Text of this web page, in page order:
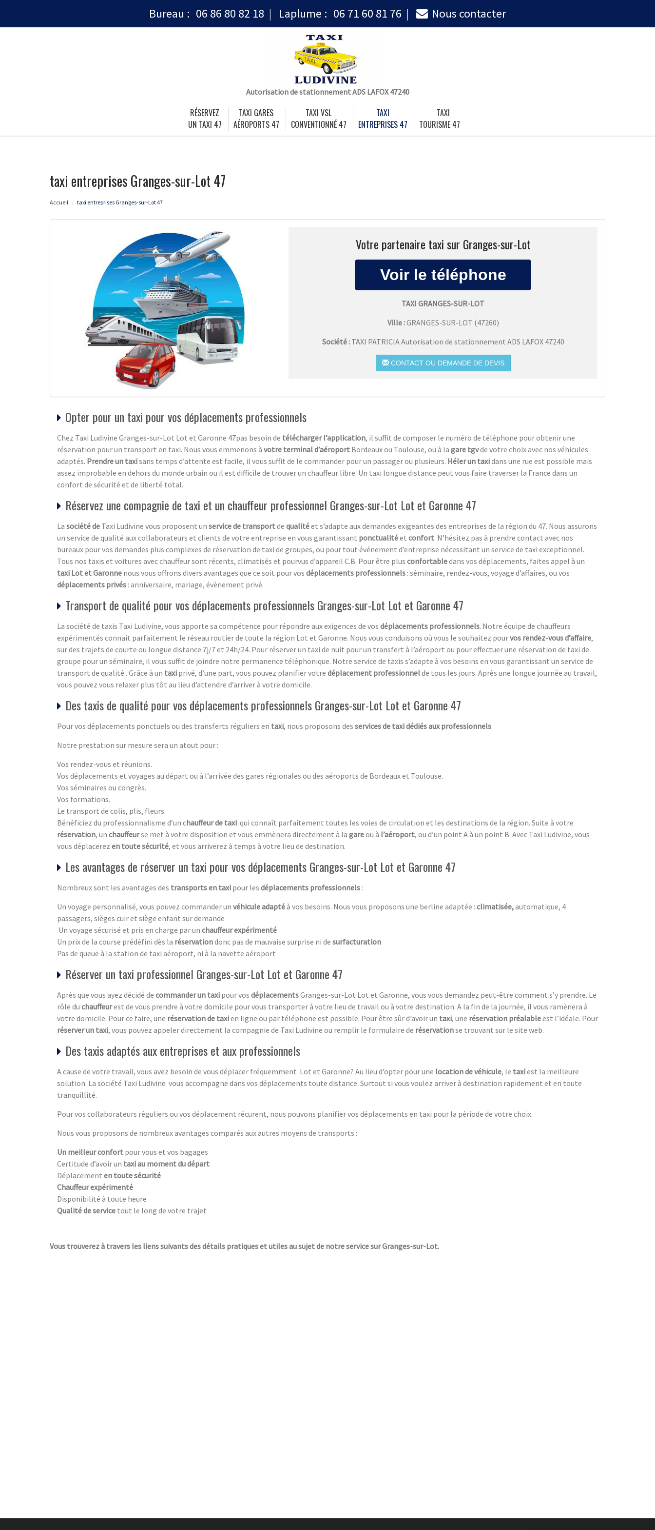
Bureau : 06 86 80 82 18 Laplume : 06 71 60 81 76 Nous contacter
Autorisation de stationnement ADS LAFOX 47240
RÉSERVEZ
UN TAXI 47
TAXI GARES
AÉROPORTS 47
TAXI VSL
CONVENTIONNÉ 47
TAXI
ENTREPRISES 47
TAXI
TOURISME 47
taxi entreprises Granges-sur-Lot 47
Accueil taxi entreprises Granges-sur-Lot 47
Votre partenaire taxi sur Granges-sur-Lot
TAXI GRANGES-SUR-LOT
Ville :GRANGES-SUR-LOT (47260)
Société : TAXI PATRICIA Autorisation de stationnement ADS LAFOX 47240
CONTACT OU DEMANDE DE DEVIS
Opter pour un taxi pour vos déplacements professionnels
Chez Taxi Ludivine Granges-sur-Lot Lot et Garonne 47pas besoin de télécharger l’application, il suffit de composer le numéro de téléphone pour obtenir une
réservation pour un transport en taxi. Nous vous emmenons à votre terminal d’aéroport Bordeaux ou Toulouse, ou à la gare tgvde votre choix avec nos véhicules
adaptés. Prendre un taxisans temps d’attente est facile, il vous suffit de le commander pour un passager ou plusieurs. Héler un taxidans une rue est possible mais
assez improbable en dehors du monde urbain ou il est difficile de trouver un chauffeur libre. Un taxi longue distance peut vous faire traverser la France dans un
confort de sécurité et de liberté total.
Réservez une compagnie de taxi et un chauffeur professionnel Granges-sur-Lot Lot et Garonne 47
La société de Taxi Ludivine vous proposent un service de transportde qualitéet s’adapte aux demandes exigeantes des entreprises de la région du 47. Nous assurons
un service de qualité aux collaborateurs et clients de votre entreprise en vous garantissant ponctualitéet confort. N’hésitez pas à prendre contact avec nos
bureaux pour vos demandes plus complexes de réservation de taxi de groupes, ou pour tout événement d’entreprise nécessitant un service de taxi exceptionnel.
Tous nos taxis et voitures avec chauffeur sont récents, climatisés et pourvus d’appareil C.B. Pour être plus confortabledans vos déplacements, faites appel à un
taxi Lot et Garonne nous vous offrons divers avantages que ce soit pour vos déplacements professionnels : séminaire, rendez-vous, voyage d’affaires, ou vos
déplacements privés : anniversaire, mariage, évènement privé.
Transport de qualité pour vos déplacements professionnels Granges-sur-Lot Lot et Garonne 47
La société de taxis Taxi Ludivine, vous apporte sa compétence pour répondre aux exigences de vos déplacements professionnels. Notre équipe de chauffeurs
expérimentés connait parfaitement le réseau routier de toute la région Lot et Garonne. Nous vous conduisons où vous le souhaitez pourvos rendez-vous d’affaire,
sur des trajets de courte ou longue distance 7j/7 et 24h/24. Pour réserver un taxi de nuit pour un transfert à l’aéroport ou pour effectuer une réservation de taxi de
groupe pour un séminaire, il vous suffit de joindre notre permanence téléphonique. Notre service de taxis s’adapte à vos besoins en vous garantissant un service de
transport de qualité.. Grâce à un taxi privé, d’une part, vous pouvez planifier votre déplacement professionnelde tous les jours. Après une longue journée au travail,
vous pouvez vous relaxer plus tôt au lieu d’attendre d’arriver à votre domicile.
Des taxis de qualité pour vos déplacements professionnels Granges-sur-Lot Lot et Garonne 47
Pour vos déplacements ponctuels ou des transferts réguliers en taxi, nous proposons des services de taxi dédiés aux professionnels.
Notre prestation sur mesure sera un atout pour :
Vos rendez-vous et réunions.
Vos déplacements et voyages au départ ou à l’arrivée des gares régionales ou des aéroports de Bordeaux et Toulouse.
Vos séminaires ou congrès.
Vos formations.
Le transport de colis, plis, fleurs.
Bénéficiez du professionnalisme d’un chauffeur de taxi qui connaît parfaitement toutes les voies de circulation et les destinations de la région. Suite à votre
réservation, un chauffeurse met à votre disposition et vous emmènera directement à la gareou à l’aéroport, ou d’un point A à un point B. Avec Taxi Ludivine, vous
vous déplacerez en toute sécurité, et vous arriverez à temps à votre lieu de destination.
Les avantages de réserver un taxi pour vos déplacements Granges-sur-Lot Lot et Garonne 47
Nombreux sont les avantages des transports en taxi pour les déplacements professionnels :
Un voyage personnalisé, vous pouvez commander un véhicule adaptéà vos besoins. Nous vous proposons une berline adaptée : climatisée,automatique, 4
passagers, sièges cuir et siège enfant sur demande
Un voyage sécurisé et pris en charge par un chauffeur expérimenté
Un prix de la course prédéfini dès la réservationdonc pas de mauvaise surprise ni de surfacturation
Pas de queue à la station de taxi aéroport, ni à la navette aéroport
Réserver un taxi professionnel Granges-sur-Lot Lot et Garonne 47
Après que vous ayez décidé de commander un taxi pour vos déplacementsGranges-sur-Lot Lot et Garonne, vous vous demandez peut-être comment s’y prendre. Le
rôle du chauffeurest de vous prendre à votre domicile pour vous transporter à votre lieu de travail ou à votre destination. A la fin de la journée, il vous ramènera à
votre domicile. Pour ce faire, une réservation de taxien ligne ou par téléphone est possible. Pour être sûr d’avoir un taxi, une réservation préalableest l’idéale. Pour
réserver un taxi, vous pouvez appeler directement la compagnie de Taxi Ludivine ou remplir le formulaire de réservationse trouvant sur le site web.
Des taxis adaptés aux entreprises et aux professionnels
A cause de votre travail, vous avez besoin de vous déplacer fréquemment Lot et Garonne? Au lieu d’opter pour une location de véhicule, le taxiest la meilleure
solution. La société Taxi Ludivine vous accompagne dans vos déplacements toute distance. Surtout si vous voulez arriver à destination rapidement et en toute
tranquillité.
Pour vos collaborateurs réguliers ou vos déplacement récurent, nous pouvons planifier vos déplacements en taxi pour la période de votre choix.
Nous vous proposons de nombreux avantages comparés aux autres moyens de transports :
Un meilleur confort pour vous et vos bagages
Certitude d’avoir un taxi au moment du départ
Déplacement en toute sécurité
Chauffeur expérimenté
Disponibilité à toute heure
Qualité de service tout le long de votre trajet
Vous trouverez à travers les liens suivants des détails pratiques et utiles au sujet de notre service sur Granges-sur-Lot.